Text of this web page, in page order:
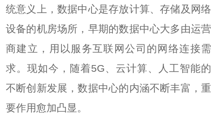
统意义上，数据中心是存放计算、存储及网络
设备的机房场所，早期的数据中心大多由运营
商建立，用以服务互联网公司的网络连接需
求。现如今，随着5G、云计算、人工智能的
不断创新发展，数据中心的内涵不断丰富，重
要作用愈加凸显。